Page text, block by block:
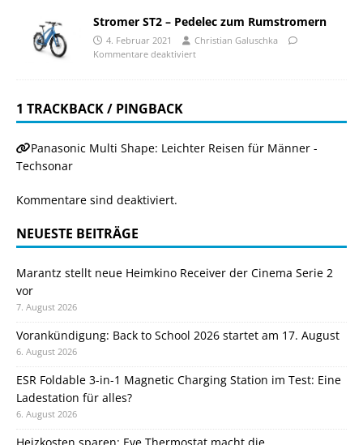
Stromer ST2 – Pedelec zum Rumstromern
4. Februar 2021
Christian Galuschka
Kommentare deaktiviert
1 TRACKBACK / PINGBACK
Panasonic Multi Shape: Leichter Reisen für Männer -
Techsonar
Kommentare sind deaktiviert.
NEUESTE BEITRÄGE
Marantz stellt neue Heimkino Receiver der Cinema Serie 2
vor
7. August 2026
Vorankündigung: Back to School 2026 startet am 17. August
6. August 2026
ESR Foldable 3-in-1 Magnetic Charging Station im Test: Eine
Ladestation für alles?
6. August 2026